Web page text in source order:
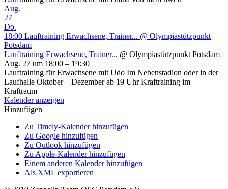
Aug.
27
Do.
18:00 Lauftraining Erwachsene, Trainer... @ Olympiastützpunkt
Potsdam
Lauftraining Erwachsene, Trainer... @ Olympiastützpunkt Potsdam
Aug. 27 um 18:00 – 19:30
Lauftraining für Erwachsene mit Udo Im Nebenstadion oder in der
Laufhalle Oktober – Dezember ab 19 Uhr Kraftraining im
Kraftraum
Kalender anzeigen
Hinzufügen
Zu Timely-Kalender hinzufügen
Zu Google hinzufügen
Zu Outlook hinzufügen
Zu Apple-Kalender hinzufügen
Einem anderen Kalender hinzufügen
Als XML exportieren